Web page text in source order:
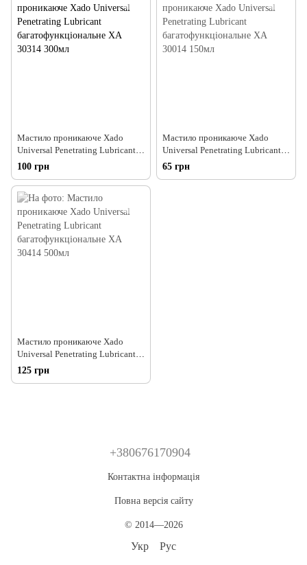
Мастило проникаюче Xado
Universal Penetrating Lubricant
багатофункціональне XA 30314
300мл
100 грн
Мастило проникаюче Xado
Universal Penetrating Lubricant
багатофункціональне XA 30014
150мл
65 грн
Мастило проникаюче Xado
Universal Penetrating Lubricant
багатофункціональне XA 30414
500мл
125 грн
+380676170904
Контактна інформація
Повна версія сайту
© 2014—2026
Укр Рус